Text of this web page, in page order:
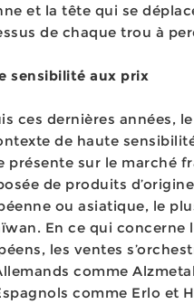
et la tête qui se
de chaque trou à
sensibilité aux prix
ces dernières années,
de haute
présente sur le marché
de produits d’origine
ou asiatique, le
En ce qui concerne
les ventes
comme
comme Erlo et